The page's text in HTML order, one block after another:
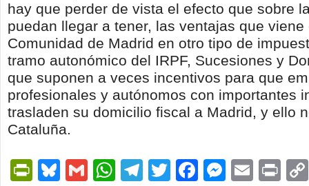
hay que perder de vista el efecto que sobre
puedan llegar a tener, las ventajas que viene
Comunidad de Madrid en otro tipo de
tramo autonómico del IRPF, Sucesiones y
que suponen a veces incentivos para que
profesionales y autónomos con importantes
trasladen su domicilio fiscal a Madrid, y ello
Cataluña.
PrintFriendly
Bluesky
GmailWhatsApp
Telegram
TwitterFacebook
Email